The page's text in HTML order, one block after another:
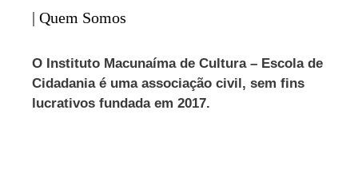
| Quem Somos
O Instituto Macunaíma de Cultura – Escola de
Cidadania é uma associação civil, sem fins
lucrativos fundada em 2017.